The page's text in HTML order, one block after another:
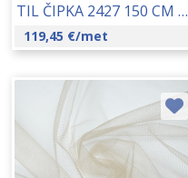
TIL ČIPKA 2427 150 CM 17142
119,45 €/met